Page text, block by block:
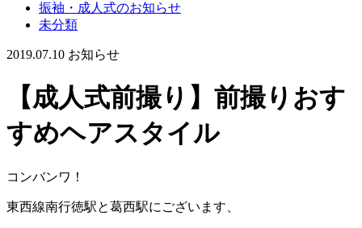
振袖・成人式のお知らせ
未分類
2019.07.10 お知らせ
【成人式前撮り】前撮りおす
すめヘアスタイル
コンバンワ！
東西線南行徳駅と葛西駅にございます、